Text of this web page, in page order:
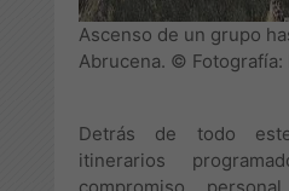
Ascenso de un grupo
Abrucena. © Fotografía:
Detrás de todo
itinerarios
compromiso